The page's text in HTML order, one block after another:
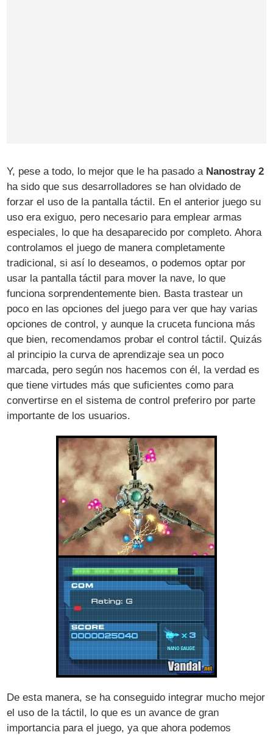
Y, pese a todo, lo mejor que le ha pasado a Nanostray 2
ha sido que sus desarrolladores se han olvidado de
forzar el uso de la pantalla táctil. En el anterior juego su
uso era exiguo, pero necesario para emplear armas
especiales, lo que ha desaparecido por completo. Ahora
controlamos el juego de manera completamente
tradicional, si así lo deseamos, o podemos optar por
usar la pantalla táctil para mover la nave, lo que
funciona sorprendentemente bien. Basta trastear un
poco en las opciones del juego para ver que hay varias
opciones de control, y aunque la cruceta funciona más
que bien, recomendamos probar el control táctil. Quizás
al principio la curva de aprendizaje sea un poco
marcada, pero según nos hacemos con él, la verdad es
que tiene virtudes más que suficientes como para
convertirse en el sistema de control preferiro por parte
importante de los usuarios.
De esta manera, se ha conseguido integrar mucho mejor
el uso de la táctil, lo que es un avance de gran
importancia para el juego, ya que ahora podemos